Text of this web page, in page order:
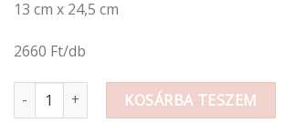
13 cm x 24,5 cm
2660 Ft/db
mintás fa tábla mennyiségKOSÁRBA TESZEM